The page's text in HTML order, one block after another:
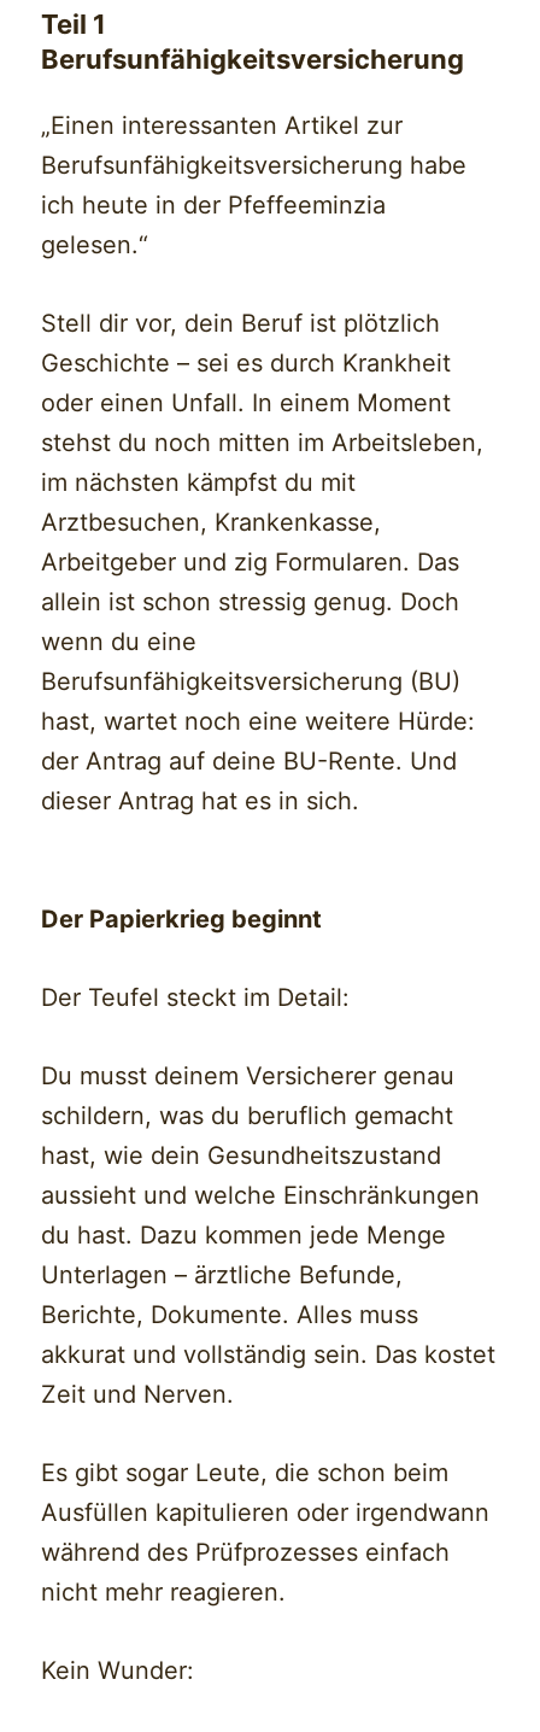
Teil 1
Berufsunfähigkeitsversicherung
„Einen interessanten Artikel zur
Berufsunfähigkeitsversicherung habe
ich heute in der Pfeffeeminzia
gelesen.“
Stell dir vor, dein Beruf ist plötzlich
Geschichte – sei es durch Krankheit
oder einen Unfall. In einem Moment
stehst du noch mitten im Arbeitsleben,
im nächsten kämpfst du mit
Arztbesuchen, Krankenkasse,
Arbeitgeber und zig Formularen. Das
allein ist schon stressig genug. Doch
wenn du eine
Berufsunfähigkeitsversicherung (BU)
hast, wartet noch eine weitere Hürde:
der Antrag auf deine BU-Rente. Und
dieser Antrag hat es in sich.
Der Papierkrieg beginnt
Der Teufel steckt im Detail:
Du musst deinem Versicherer genau
schildern, was du beruflich gemacht
hast, wie dein Gesundheitszustand
aussieht und welche Einschränkungen
du hast. Dazu kommen jede Menge
Unterlagen – ärztliche Befunde,
Berichte, Dokumente. Alles muss
akkurat und vollständig sein. Das kostet
Zeit und Nerven.
Es gibt sogar Leute, die schon beim
Ausfüllen kapitulieren oder irgendwann
während des Prüfprozesses einfach
nicht mehr reagieren.
Kein Wunder: